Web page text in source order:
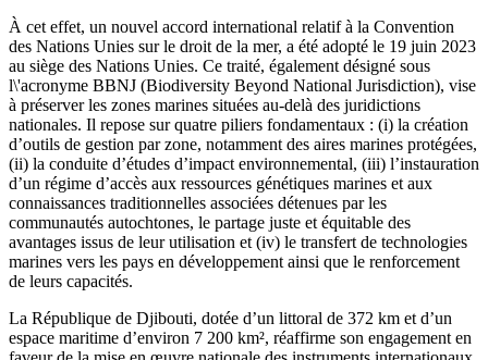
À cet effet, un nouvel accord international relatif à la Convention
des Nations Unies sur le droit de la mer, a été adopté le 19 juin 2023
au siège des Nations Unies. Ce traité, également désigné sous
l\'acronyme BBNJ (Biodiversity Beyond National Jurisdiction), vise
à préserver les zones marines situées au-delà des juridictions
nationales. Il repose sur quatre piliers fondamentaux : (i) la création
d’outils de gestion par zone, notamment des aires marines protégées,
(ii) la conduite d’études d’impact environnemental, (iii) l’instauration
d’un régime d’accès aux ressources génétiques marines et aux
connaissances traditionnelles associées détenues par les
communautés autochtones, le partage juste et équitable des
avantages issus de leur utilisation et (iv) le transfert de technologies
marines vers les pays en développement ainsi que le renforcement
de leurs capacités.
La République de Djibouti, dotée d’un littoral de 372 km et d’un
espace maritime d’environ 7 200 km², réaffirme son engagement en